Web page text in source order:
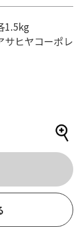
1.5kg
ヒヤコーポレ